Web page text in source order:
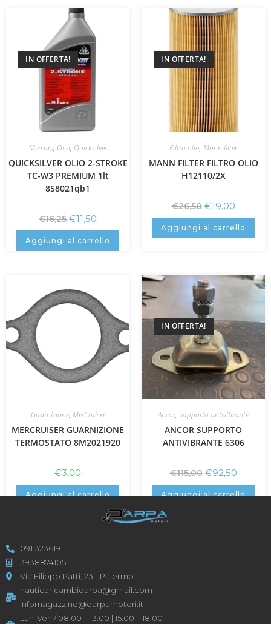
IN OFFERTA!
Mercury, Olio, Quicksilver
QUICKSILVER OLIO 2-STROKE
TC-W3 PREMIUM 1lt
858021qb1
€16,25 €11,50
Aggiungi al carrello
IN OFFERTA!
Filtro olio, Mann filter
MANN FILTER FILTRO OLIO
H12110/2X
€26,50 €19,00
Aggiungi al carrello
Guarnizione, MerCruiser
MERCRUISER GUARNIZIONE
TERMOSTATO 8M2021920
€3,00
Aggiungi al carrello
IN OFFERTA!
Ancor, Supporto antivibrante
ANCOR SUPPORTO
ANTIVIBRANTE 6306
€115,00 €92,50
Aggiungi al carrello
091 323619
3938874105
Via Filippo Patti, 23 - Palermo
nauticaricambidarpa@gmail.com
infomagazzino@darpamotori.it
Lun-Ven / 08.00 – 13.00 | 15.00 – 18.00